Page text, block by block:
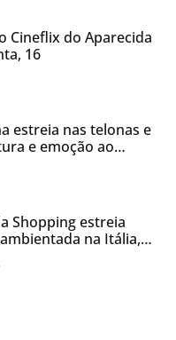
Cineflix do Aparecida
16
estreia nas telonas e
e emoção ao
Shopping
Shopping estreia
na Itália,
para o Dia dos